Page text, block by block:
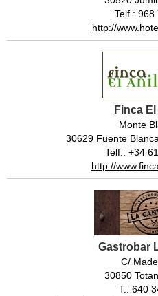
Telf.: 968
http://
Finca
Monte
30629 Fuente
Telf.: +34
http://
Gastrobar
C/
30850
T.: 640